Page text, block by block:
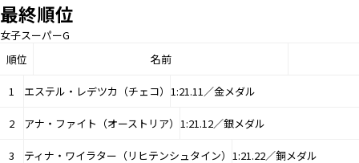
最終順位
女子スーパーG
順位
名前
1 エステル・レデツカ（チェコ） 1:21.11／金メダル
2 アナ・ファイト（オーストリア） 1:21.12／銀メダル
3 ティナ・ワイラター（リヒテンシュタイン） 1:21.22／銅メダル